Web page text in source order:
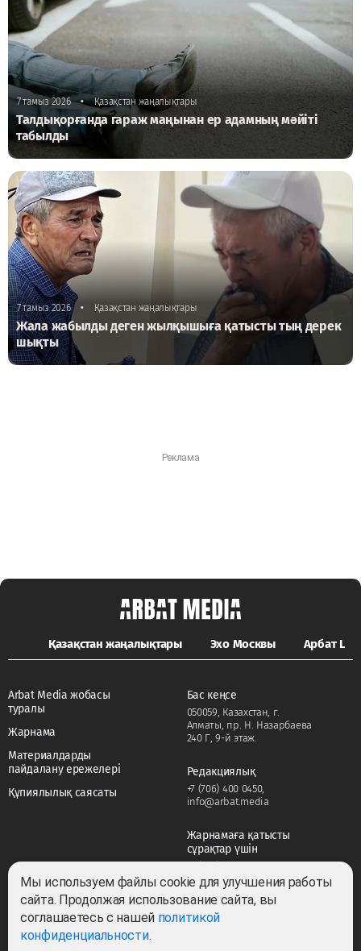
7 тамыз 2026 • Қазақстан жаңалықтары
Талдықорғанда гараж маңынан ер адамның мәйіті
табылды
7 тамыз 2026 • Қазақстан жаңалықтары
Жала жабылды деген жылқышыға қатысты тың дерек
шықты
Қазақстан жаңалықтары Эхо Москвы Арбат LIFE
Arbat Media жобасы
туралы
Жарнама
Материалдарды
пайдалану ережелері
Құпиялылық саясаты
Бас кеңсе
050059, Казахстан, г.
Алматы, пр. Н. Назарбаева
240 Г, 9-й этаж.
Редакциялық
+7 (706) 400 0450,
info@arbat.media
Жарнамаға қатысты
сұрақтар үшін
adv@arbat.media
Мы используем файлы cookie для улучшения работы
сайта. Продолжая использование сайта, вы
соглашаетесь с нашей политикой
конфиденциальности.